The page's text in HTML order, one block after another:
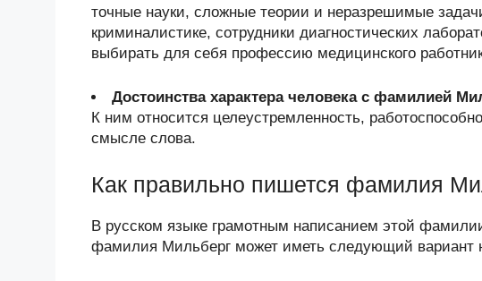
точные науки, сложные теории и неразрешимые
криминалистике, сотрудники диагностических
выбирать для себя профессию медицинского
Достоинства характера человека с фамилией
К ним относится целеустремленность,
смысле слова.
Как правильно пишется фамилия
В русском языке грамотным написанием этой
фамилия Мильберг может иметь следующий вариант